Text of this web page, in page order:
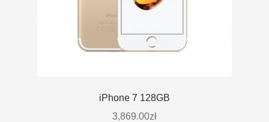
iPhone 7 128GB
3,869.00zł